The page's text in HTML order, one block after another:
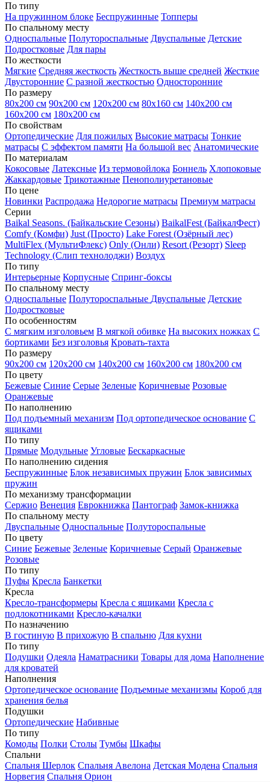
По типу
На пружинном блоке Беспружинные Топперы
По спальному месту
Односпальные Полутороспальные Двуспальные Детские
Подростковые Для пары
По жесткости
Мягкие Средняя жесткость Жесткость выше средней Жесткие
Двусторонние С разной жесткостью Односторонние
По размеру
80х200 см 90х200 см 120х200 см 80х160 см 140х200 см
160х200 см 180х200 см
По свойствам
Ортопедические Для пожилых Высокие матрасы Тонкие
матрасы С эффектом памяти На большой вес Анатомические
По материалам
Кокосовые Латексные Из термовойлока Боннель Хлопоковые
Жаккардовые Трикотажные Пенополиуретановые
По цене
Новинки Распродажа Недорогие матрасы Премиум матрасы
Серии
Baikal Seasons. (Байкальские Сезоны) BaikalFest (БайкалФест)
Comfy (Комфи) Just (Просто) Lake Forest (Озёрный лес)
MultiFlex (МультиФлекс) Only (Онли) Resort (Резорт) Sleep
Technology (Слип технолоджи) Воздух
По типу
Интерьерные Корпусные Спринг-боксы
По спальному месту
Односпальные Полутороспальные Двуспальные Детские
Подростковые
По особенностям
С мягким изголовьем В мягкой обивке На высоких ножках С
бортиками Без изголовья Кровать-тахта
По размеру
90х200 см 120х200 см 140х200 см 160х200 см 180х200 см
По цвету
Бежевые Синие Серые Зеленые Коричневые Розовые
Оранжевые
По наполнению
Под подъемный механизм Под ортопедическое основание С
ящиками
По типу
Прямые Модульные Угловые Бескаркасные
По наполнению сидения
Беспружинные Блок независимых пружин Блок зависимых
пружин
По механизму трансформации
Сержио Венеция Еврокнижка Пантограф Замок-книжка
По спальному месту
Двуспальные Односпальные Полутороспальные
По цвету
Синие Бежевые Зеленые Коричневые Серый Оранжевые
Розовые
По типу
Пуфы Кресла Банкетки
Кресла
Кресло-трансформеры Кресла с ящиками Кресла с
подлокотниками Кресло-качалки
По назначению
В гостиную В прихожую В спальню Для кухни
По типу
Подушки Одеяла Наматрасники Товары для дома Наполнение
для кроватей
Наполнения
Ортопедическое основание Подъемные механизмы Короб для
хранения белья
Подушки
Ортопедические Набивные
По типу
Комоды Полки Столы Тумбы Шкафы
Спальни
Спальня Шерлок Спальня Авелона Детская Модена Спальня
Норвегия Спальня Орион